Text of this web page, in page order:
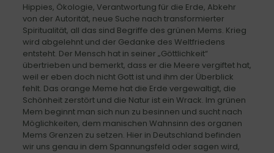
Hippies, Ökologie, Verantwortung für die Erde, Abkehr
von der Autorität, neue Suche nach transformierter
Spiritualität, all das sind Begriffe des grünen Mems. Krieg
wird abgelehnt und der Gedanke des Weltfriedens
entsteht. Der Mensch hat in seiner „Göttlichkeit“
übertrieben und bemerkt, dass er die Meere vergiftet hat,
weil er eben doch nicht Gott ist und ihm der Überblick
fehlt. Das orange Meme hat die Erde vergewaltigt, die
Schönheit zerstört und die Natur ist ein Wrack. Im grünen
Mem beginnt man sich nun zu besinnen und sucht nach
Möglichkeiten, dem manischen Wahnsinn des organen
Mems Grenzen zu setzen. Hier in Deutschland befinden
wir uns genau in dem Spannungsfeld oder sagen wird,